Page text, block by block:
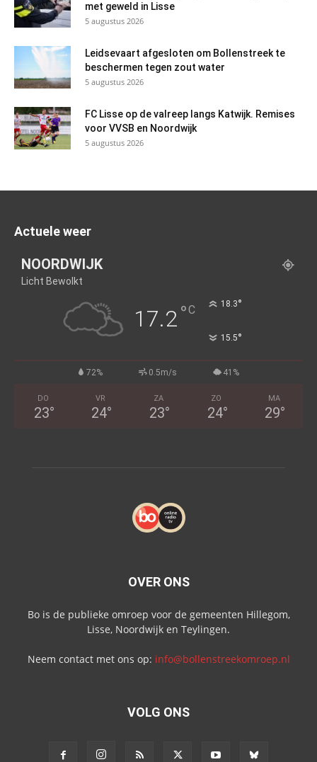
met geweld in Lisse
5 augustus 2026
Leidsevaart afgesloten om Bollenstreek te
beschermen tegen zout water
5 augustus 2026
FC Lisse op de valreep langs Katwijk. Remises
voor VVSB en Noordwijk
5 augustus 2026
Actuele weer
NOORDWIJK
Licht Bewolkt
17.2°C 18.3°
15.5°
72% 0.5m/s 41%
DO
23°
VR
24°
ZA
23°
ZO
24°
MA
29°
OVER ONS
Bo is de publieke omroep voor de gemeenten Hillegom,
Lisse, Noordwijk en Teylingen.
Neem contact met ons op: info@bollenstreekomroep.nl
VOLG ONS